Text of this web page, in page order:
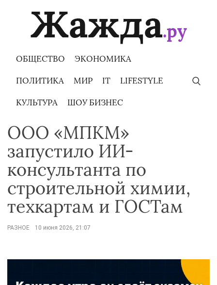
ОБЩЕСТВО ЭКОНОМИКА
ПОЛИТИКА МИР IT LIFESTYLE
КУЛЬТУРА ШОУ БИЗНЕС
ООО «МПКМ»
запустило ИИ-
консультанта по
строительной химии,
техкартам и ГОСТам
РАЗНОЕ 10 июня 2026, 21:07